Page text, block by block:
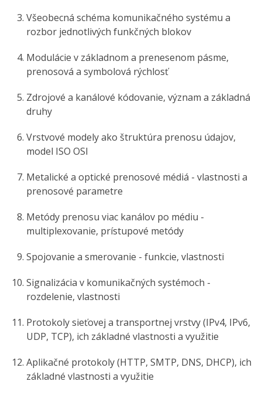
Všeobecná schéma komunikačného systému a
rozbor jednotlivých funkčných blokov
Modulácie v základnom a prenesenom pásme,
prenosová a symbolová rýchlosť
Zdrojové a kanálové kódovanie, význam a základná
druhy
Vrstvové modely ako štruktúra prenosu údajov,
model ISO OSI
Metalické a optické prenosové médiá - vlastnosti a
prenosové parametre
Metódy prenosu viac kanálov po médiu -
multiplexovanie, prístupové metódy
Spojovanie a smerovanie - funkcie, vlastnosti
Signalizácia v komunikačných systémoch -
rozdelenie, vlastnosti
Protokoly sieťovej a transportnej vrstvy (IPv4, IPv6,
UDP, TCP), ich základné vlastnosti a využitie
Aplikačné protokoly (HTTP, SMTP, DNS, DHCP), ich
základné vlastnosti a využitie